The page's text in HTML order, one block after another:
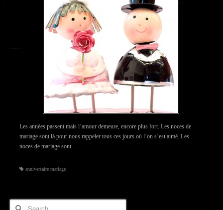
Les années passent mais l’amour demeure, encore plus fort. Les noces de
mariage sont là pour nous rappeler tous ces jours où l’on s’est aimé. Les
noces de mariage sont…
anniversaire mariage